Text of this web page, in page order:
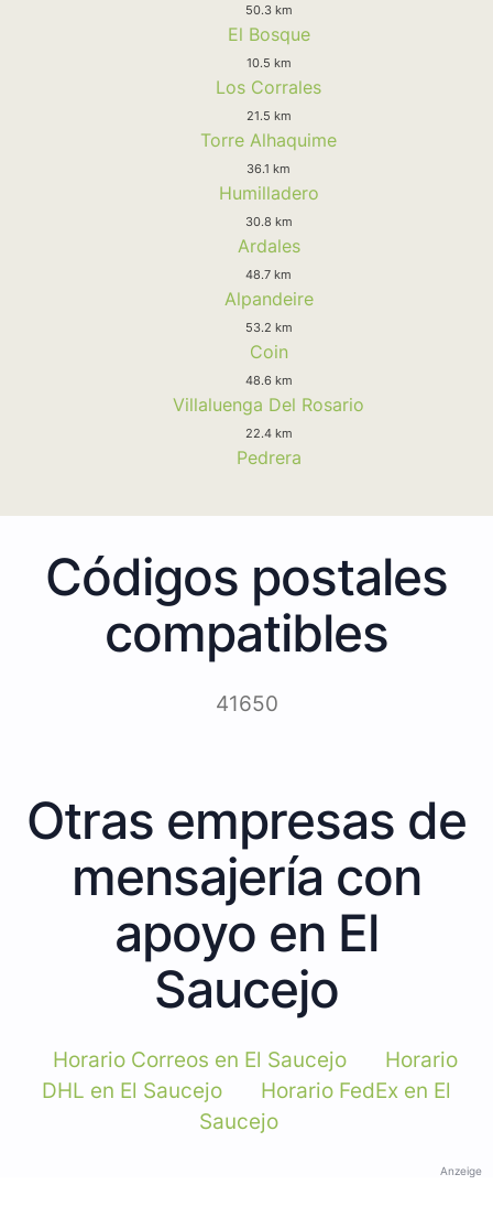
50.3 km
El Bosque
10.5 km
Los Corrales
21.5 km
Torre Alhaquime
36.1 km
Humilladero
30.8 km
Ardales
48.7 km
Alpandeire
53.2 km
Coin
48.6 km
Villaluenga Del Rosario
22.4 km
Pedrera
Códigos postales
compatibles
41650
Otras empresas de
mensajería con
apoyo en El
Saucejo
Horario Correos en El Saucejo
Horario
DHL en El Saucejo
Horario FedEx en El
Saucejo
Anzeige